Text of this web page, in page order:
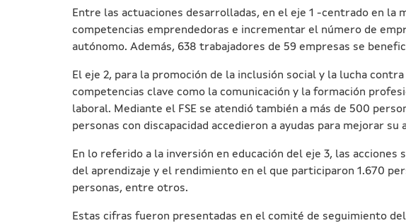
Entre las actuaciones desarrolladas, en el eje 1 -centrado en
competencias emprendedoras e incrementar el número de
autónomo. Además, 638 trabajadores de 59 empresas se
El eje 2, para la promoción de la inclusión social y la lucha
competencias clave como la comunicación y la formación
laboral. Mediante el FSE se atendió también a más de 500
personas con discapacidad accedieron a ayudas para mejorar su
En lo referido a la inversión en educación del eje 3, las
del aprendizaje y el rendimiento en el que participaron 1.670
personas, entre otros.
Estas cifras fueron presentadas en el comité de seguimiento